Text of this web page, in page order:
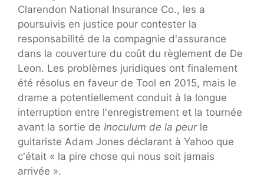
Clarendon National Insurance Co., les a
poursuivis en justice pour contester la
responsabilité de la compagnie d'assurance
dans la couverture du coût du règlement de De
Leon. Les problèmes juridiques ont finalement
été résolus en faveur de Tool en 2015, mais le
drame a potentiellement conduit à la longue
interruption entre l'enregistrement et la tournée
avant la sortie de Inoculum de la peurle
guitariste Adam Jones déclarant à Yahoo que
c'était « la pire chose qui nous soit jamais
arrivée ».